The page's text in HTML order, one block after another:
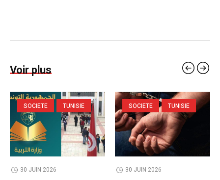
Voir plus
SOCIETE TUNISIE
30 JUIN 2026
SOCIETE TUNISIE
30 JUIN 2026